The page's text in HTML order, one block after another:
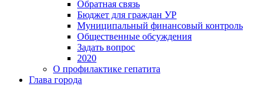
Обратная связь
Бюджет для граждан УР
Муниципальный финансовый контроль
Общественные обсуждения
Задать вопрос
2020
О профилактике гепатита
Глава города